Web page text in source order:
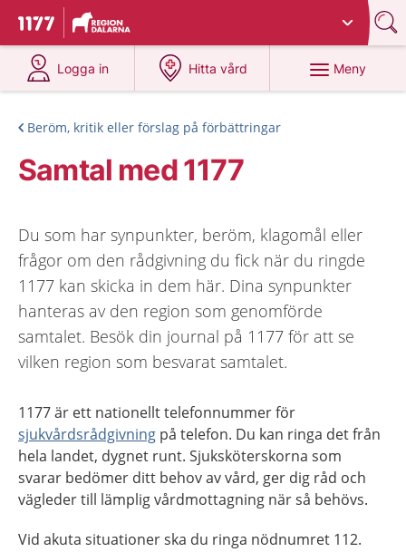
Till startsidan för 1177
Du har valt region
Logga in
på 1177.se
Hitta vård
på 1177.se
Meny
Beröm, kritik eller förslag på förbättringar
Samtal med 1177
Du som har synpunkter, beröm, klagomål eller
frågor om den rådgivning du fick när du ringde
1177 kan skicka in dem här. Dina synpunkter
hanteras av den region som genomförde
samtalet. Besök din journal på 1177 för att se
vilken region som besvarat samtalet.
1177 är ett nationellt telefonnummer för
sjukvårdsrådgivning på telefon. Du kan ringa det från
hela landet, dygnet runt. Sjuksköterskorna som
svarar bedömer ditt behov av vård, ger dig råd och
vägleder till lämplig vårdmottagning när så behövs.
Vid akuta situationer ska du ringa nödnumret 112.